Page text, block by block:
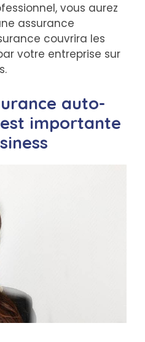
vous aurez
assurance
couvrira les
votre entreprise sur
auto-
importante